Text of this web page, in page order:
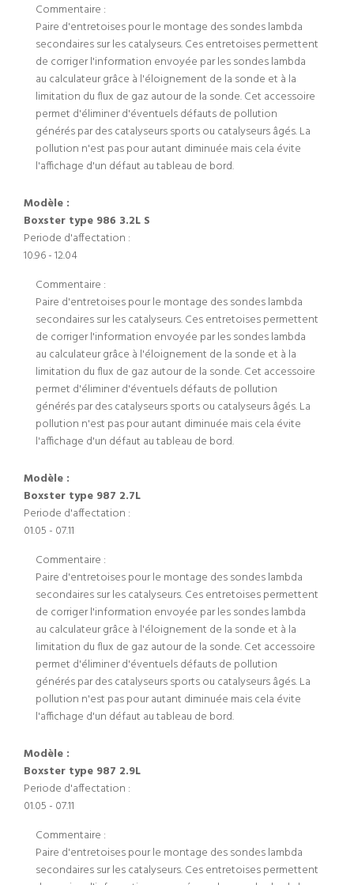
Commentaire :
Paire d'entretoises pour le montage des sondes lambda
secondaires sur les catalyseurs. Ces entretoises permettent
de corriger l'information envoyée par les sondes lambda
au calculateur grâce à l'éloignement de la sonde et à la
limitation du flux de gaz autour de la sonde. Cet accessoire
permet d'éliminer d'éventuels défauts de pollution
générés par des catalyseurs sports ou catalyseurs âgés. La
pollution n'est pas pour autant diminuée mais cela évite
l'affichage d'un défaut au tableau de bord.
Modèle :
Boxster type 986 3.2L S
Periode d'affectation :
10.96 - 12.04
Commentaire :
Paire d'entretoises pour le montage des sondes lambda
secondaires sur les catalyseurs. Ces entretoises permettent
de corriger l'information envoyée par les sondes lambda
au calculateur grâce à l'éloignement de la sonde et à la
limitation du flux de gaz autour de la sonde. Cet accessoire
permet d'éliminer d'éventuels défauts de pollution
générés par des catalyseurs sports ou catalyseurs âgés. La
pollution n'est pas pour autant diminuée mais cela évite
l'affichage d'un défaut au tableau de bord.
Modèle :
Boxster type 987 2.7L
Periode d'affectation :
01.05 - 07.11
Commentaire :
Paire d'entretoises pour le montage des sondes lambda
secondaires sur les catalyseurs. Ces entretoises permettent
de corriger l'information envoyée par les sondes lambda
au calculateur grâce à l'éloignement de la sonde et à la
limitation du flux de gaz autour de la sonde. Cet accessoire
permet d'éliminer d'éventuels défauts de pollution
générés par des catalyseurs sports ou catalyseurs âgés. La
pollution n'est pas pour autant diminuée mais cela évite
l'affichage d'un défaut au tableau de bord.
Modèle :
Boxster type 987 2.9L
Periode d'affectation :
01.05 - 07.11
Commentaire :
Paire d'entretoises pour le montage des sondes lambda
secondaires sur les catalyseurs. Ces entretoises permettent